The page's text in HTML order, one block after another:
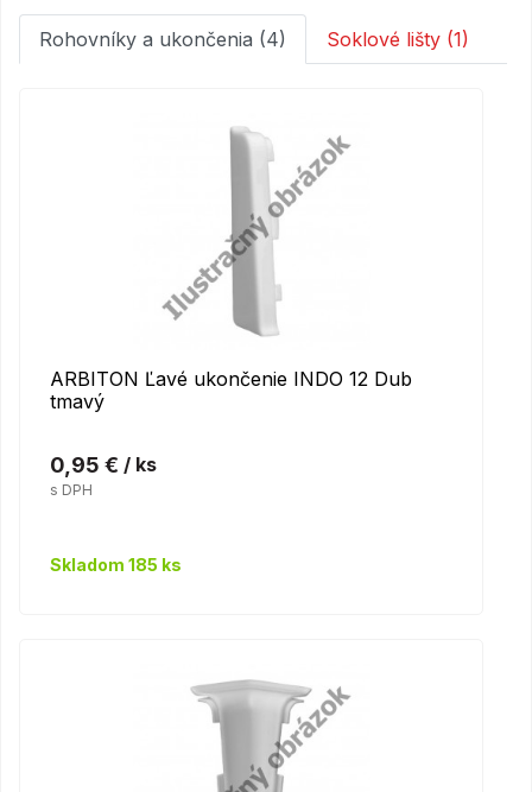
Rohovníky a ukončenia (4) Soklové lišty (1)
ARBITON Ľavé ukončenie INDO 12 Dub
tmavý
0,95 € / ks
s DPH
Skladom 185 ks